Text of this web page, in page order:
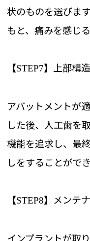
状のものを選びま
もと、痛みを感じ
【STEP7】上部構
アバットメントが
した後、人工歯を
機能を追求し、最
しをすることがで
【STEP8】メンテ
インプラントが取